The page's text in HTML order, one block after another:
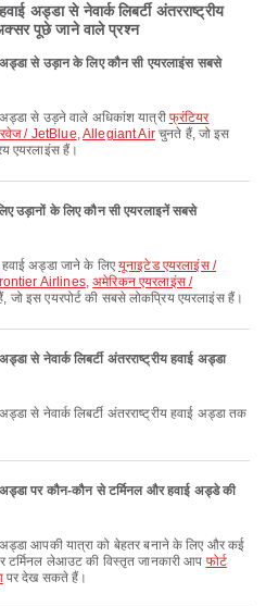
अड्डा से नेवार्क लिबर्टी अंतरराष्ट्रीय
पूछे जाने वाले प्रश्न
अड्डा से उड़ान के लिए कौन सी एयरलाइंस सबसे
अड्डा से उड़ने वाले अधिकांश यात्री फ्रंटियर
/ JetBlue,Allegiant Airचुनते हैं, जो इस
एयरलाइंस हैं।
उड़ानों के लिए कौन सी एयरलाइनें सबसे
हवाई अड्डा जाने के लिएयूनाइटेड एयरलाइंस /
Airlines,अमेरिकन एयरलाइंस /
जो इस एयरपोर्ट की सबसे लोकप्रिय एयरलाइंस हैं।
से नेवार्क लिबर्टी अंतरराष्ट्रीय हवाई अड्डा
अड्डा पर कौन-कौन से टर्मिनल और हवाई अड्डे की
टर्मिनल लेआउट की विस्तृत जानकारी आप फोर्ट
पर देख सकते हैं।